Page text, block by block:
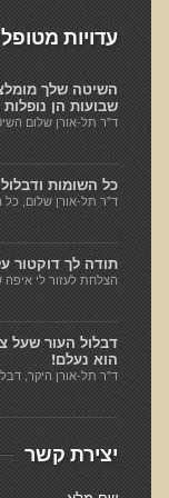
חקר יוחסין חוצה דורות MTTG
דיטוקסיפיקציה של הנפש EMDR
EMDR BSP MTTG
הארגון הישראלי
תסמונת הנוירון הוקסי
מחקרים וספרות מדעית
רפואת שיניים ללא
גולשים ממליצים
צור קשר
הסמכה
סדנאות מעמיקות
טיהור רעלים
שאלות ותשובות מסדנת
עדויות
השיטה שלך
שבועות הן
ד"ר תל-אורן שלום
כל השומות
ד"ר תל-אורן שלום, כל
תודה לך דוקטור
הצלחת לעזור לי איפה
דבלול העור שעל
הוא נעלם!
ד"ר תל-אורן היקר,
יצירת קשר